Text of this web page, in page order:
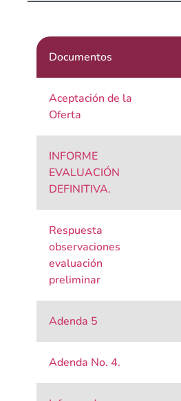
Documentos
Aceptación de la
Oferta
INFORME
EVALUACIÓN
DEFINITIVA.
Respuesta
observaciones
evaluación
preliminar
Adenda 5
Adenda No. 4.